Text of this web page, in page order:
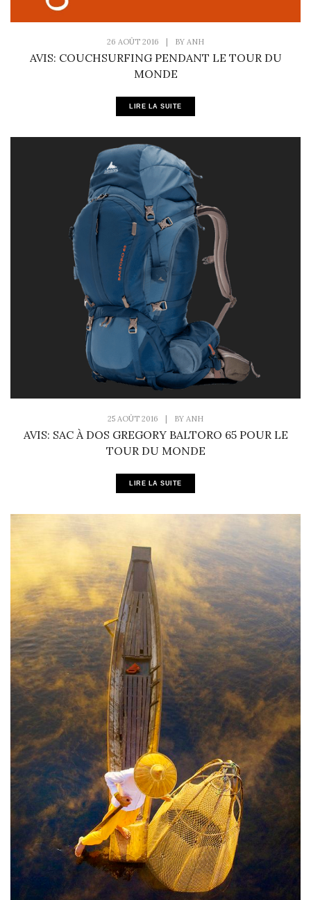
26 AOÛT 2016 BY ANH
AVIS: COUCHSURFING PENDANT LE TOUR DU
MONDE
LIRE LA SUITE
25 AOÛT 2016 | BY ANH
AVIS: SAC À DOS GREGORY BALTORO 65 POUR LE
TOUR DU MONDE
LIRE LA SUITE